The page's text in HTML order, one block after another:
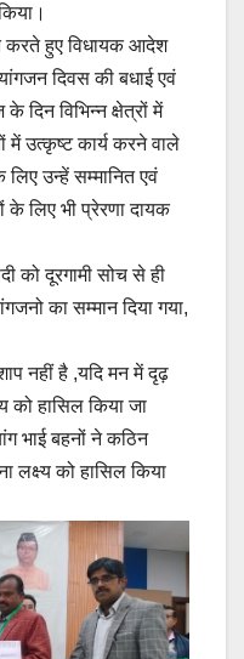
करते हुए विधायक आदेश
दिवस की बधाई एवं
दिन विभिन्न क्षेत्रों में
में उत्कृष्ट कार्य करने वाले
लिए उन्हें सम्मानित एवं
के लिए भी प्रेरणा दायक
को दूरगामी सोच से ही
का सम्मान दिया गया,
नहीं है ,यदि मन में दृढ़
को हासिल किया जा
भाई बहनों ने कठिन
लक्ष्य को हासिल किया